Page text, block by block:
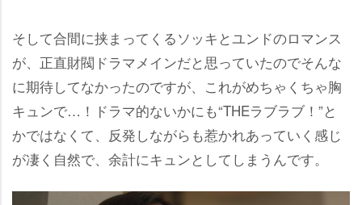
そして合間に挟まってくるソッキとユンドのロマンス
が、正直財閥ドラマメインだと思っていたのでそんな
に期待してなかったのですが、これがめちゃくちゃ胸
キュンで…！ドラマ的ないかにも“THEラブラブ！”と
かではなくて、反発しながらも惹かれあっていく感じ
が凄く自然で、余計にキュンとしてしまうんです。